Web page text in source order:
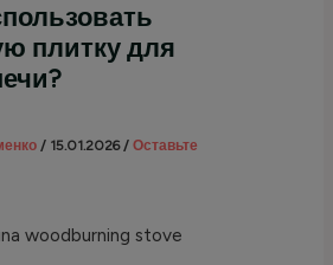
плитку для
/ 15.01.2026/Оставьте